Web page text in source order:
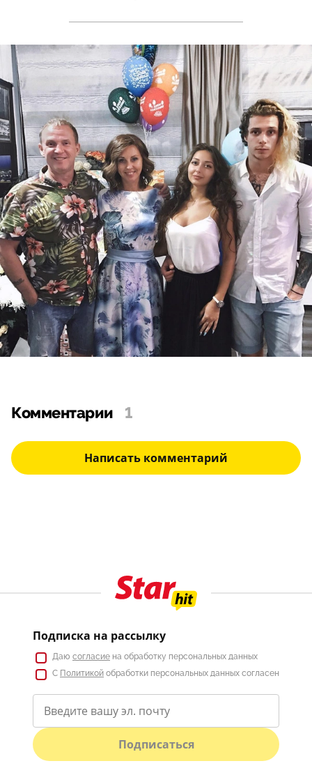
Комментарии 1
Написать комментарий
Подписка на рассылку
Даю согласие на обработку персональных данных
С Политикой обработки персональных данных согласен
Подписаться